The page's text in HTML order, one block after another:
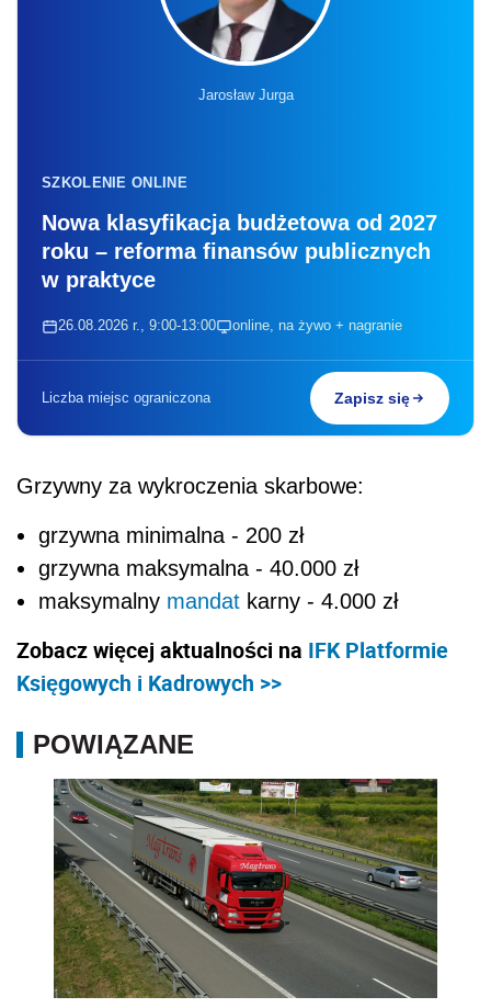
Jarosław Jurga
SZKOLENIE ONLINE
Nowa klasyfikacja budżetowa od 2027
roku – reforma finansów publicznych
w praktyce
26.08.2026 r., 9:00-13:00 online, na żywo + nagranie
Liczba miejsc ograniczona Zapisz się
Grzywny za wykroczenia skarbowe:
grzywna minimalna - 200 zł
grzywna maksymalna - 40.000 zł
maksymalny mandat karny - 4.000 zł
Zobacz więcej aktualności na IFK Platformie
Księgowych i Kadrowych >>
POWIĄZANE